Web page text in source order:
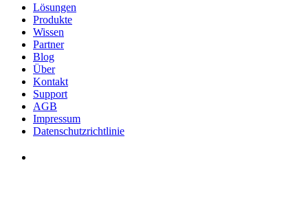
Lösungen
Produkte
Wissen
Partner
Blog
Über
Kontakt
Support
AGB
Impressum
Datenschutzrichtlinie